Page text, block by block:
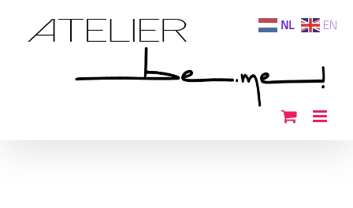
naar
NL EN